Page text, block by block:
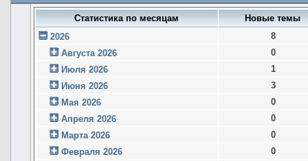
Статистика по месяцам
Новые темы
2026
8
Августа 2026
0
Июля 2026
1
Июня 2026
3
Мая 2026
0
Апреля 2026
0
Марта 2026
0
Февраля 2026
0